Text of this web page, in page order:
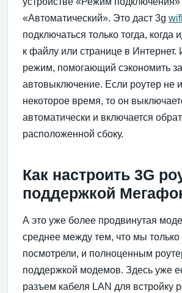
«Автоматический». Это даст 3g
подключаться только тогда, когда
к файлу или странице в
режим, помогающий сэкономить
автовыключение. Если роутер не
некоторое время, то он
автоматически и включается
расположенной сбоку.
Как настроить 3G
поддержкой
А это уже более продвинутая
среднее между тем, что мы только
посмотрели, и полноценным
поддержкой модемов. Здесь уже
разъем кабеля LAN для встройку